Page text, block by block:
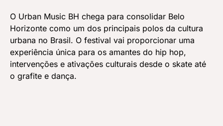
O Urban Music BH chega para consolidar Belo
Horizonte como um dos principais polos da cultura
urbana no Brasil. O festival vai proporcionar uma
experiência única para os amantes do hip hop,
intervenções e ativações culturais desde o skate até
o grafite e dança.